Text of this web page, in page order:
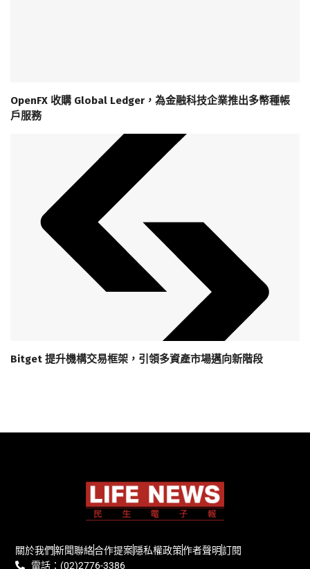
OpenFX 收購 Global Ledger，為金融科技企業推出多幣種帳
戶服務
Bitget 提升機構交易框架，引領多資產市場邁向新階段
關於我們新聞聯絡合作提案隱私權政策作者聲明訂閱
電話：(02)2776-3386